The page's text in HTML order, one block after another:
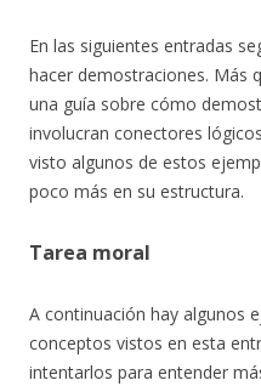
En las siguientes entradas
hacer demostraciones. Más
una guía sobre cómo
involucran conectores
visto algunos de estos
poco más en su estructura.
Tarea moral
A continuación hay algunos
conceptos vistos en esta
intentarlos para entender